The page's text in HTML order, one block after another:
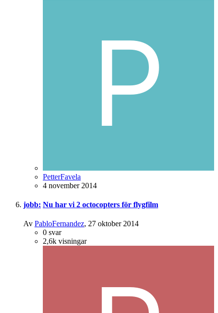
PetterFavela
4 november 2014
jobb: Nu har vi 2 octocopters för flygfilm
Av PabloFernandez, 27 oktober 2014
0 svar
2,6k visningar